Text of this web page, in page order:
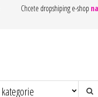
Chcete dropshiping e-shop